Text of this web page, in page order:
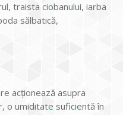
traista ciobanului, iarba
sălbatică,
acţionează asupra
o umiditate suficientă în